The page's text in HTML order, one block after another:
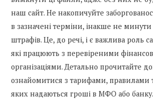
наш сайт. Не накопичуйте
в зазначені терміни, інакше не
штрафів. Це, до речі, і є важлива роль
які працюють з перевіреними
організаціями. Детально прочитайте
ознайомитися з тарифами, правилами
яких надаються гроші в МФО або